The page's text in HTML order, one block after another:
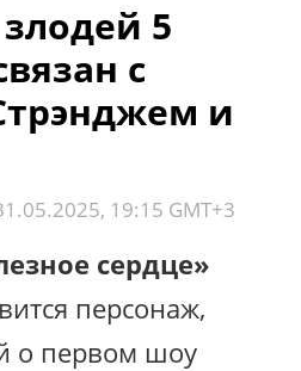
5
с
и
19:15 GMT+3
сердце»
персонаж,
о первом шоу